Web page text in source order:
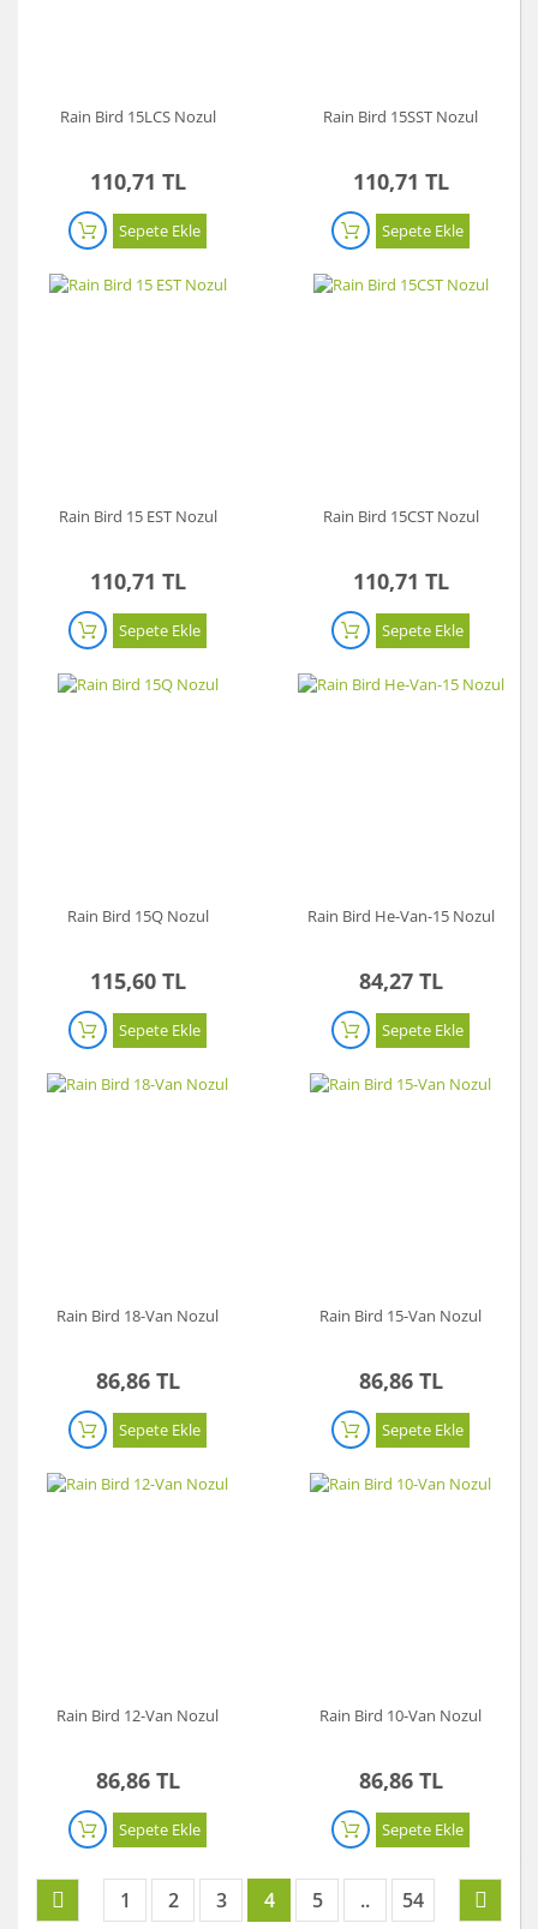
Rain Bird 15LCS Nozul
110,71 TL
Sepete Ekle
Rain Bird 15SST Nozul
110,71 TL
Sepete Ekle
Rain Bird 15 EST Nozul
110,71 TL
Sepete Ekle
Rain Bird 15CST Nozul
110,71 TL
Sepete Ekle
Rain Bird 15Q Nozul
115,60 TL
Sepete Ekle
Rain Bird He-Van-15 Nozul
84,27 TL
Sepete Ekle
Rain Bird 18-Van Nozul
86,86 TL
Sepete Ekle
Rain Bird 15-Van Nozul
86,86 TL
Sepete Ekle
Rain Bird 12-Van Nozul
86,86 TL
Sepete Ekle
Rain Bird 10-Van Nozul
86,86 TL
Sepete Ekle
1 2 3 4 5 .. 54